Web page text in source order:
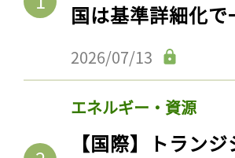
国は基準詳細化で
2026/07/13
エネルギー・資源
【国際】トラン